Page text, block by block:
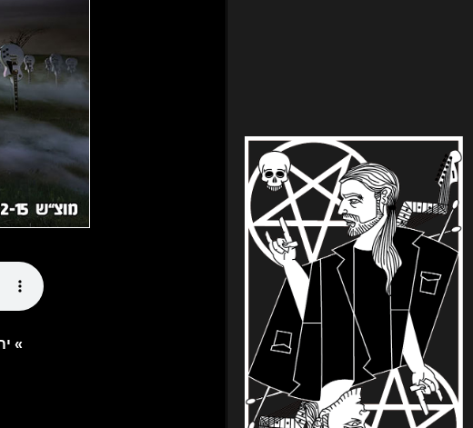
» יהי זכרן ברוך של כל המשתתפות בפלייליסט זה «